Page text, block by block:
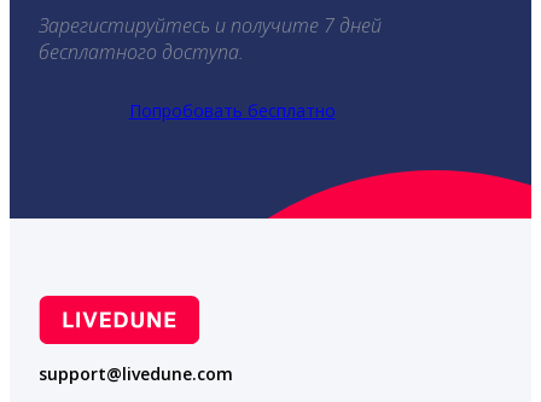
Зарегистируйтесь и получите 7 дней
бесплатного доступа.
Попробовать бесплатно
support@livedune.com